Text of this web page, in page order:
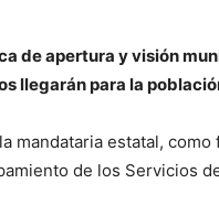
de apertura y visión
llegarán para la
mandataria estatal, como
de los Servicios